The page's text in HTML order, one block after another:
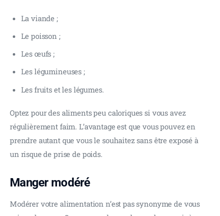
La viande ;
Le poisson ;
Les œufs ;
Les légumineuses ;
Les fruits et les légumes.
Optez pour des aliments peu caloriques si vous avez
régulièrement faim. L’avantage est que vous pouvez en
prendre autant que vous le souhaitez sans être exposé à
un risque de prise de poids.
Manger modéré
Modérer votre alimentation n’est pas synonyme de vous